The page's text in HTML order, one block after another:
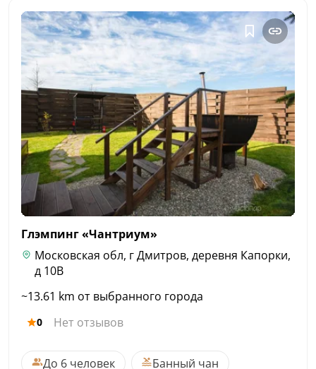
Глэмпинг«Чантриум»
Московская обл, г Дмитров, деревня Капорки,
д 10В
~13.61 km от выбранного города
0 Нет отзывов
До 6 человек
Банный чан